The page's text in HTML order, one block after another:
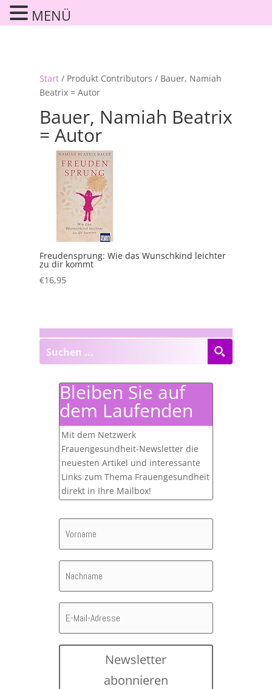
Start/ Produkt Contributors / Bauer, Namiah
Beatrix = Autor
Bauer, Namiah Beatrix
= Autor
Freudensprung: Wie das Wunschkind leichter
zu dir kommt
€16,95
Bleiben Sie auf
dem Laufenden
Mit dem Netzwerk
Frauengesundheit-Newsletter die
neuesten Artikel und interessante
Links zum Thema Frauengesundheit
direkt in Ihre Mailbox!
Newsletter
abonnieren
MENÜ